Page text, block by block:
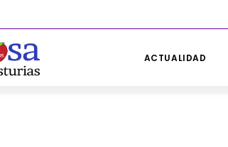
ACTUALIDAD